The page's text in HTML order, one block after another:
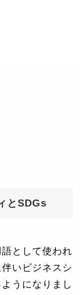
とSDGs
語として使われ
いビジネスシ
うになりまし